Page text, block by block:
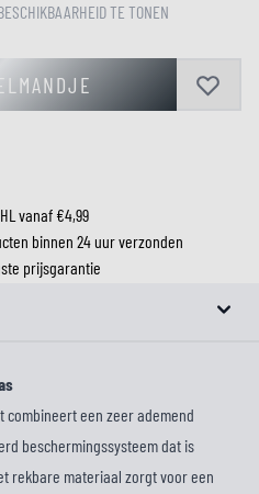
TE TONEN
vanaf €4,99
binnen 24 uur verzonden
prijsgarantie
combineert een zeer ademend
beschermingssysteem dat is
rekbare materiaal zorgt voor een